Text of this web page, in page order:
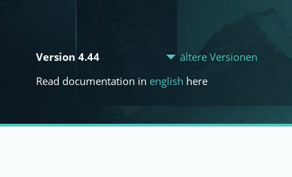
Version 4.44
ältere Versionen
Read documentation in english here